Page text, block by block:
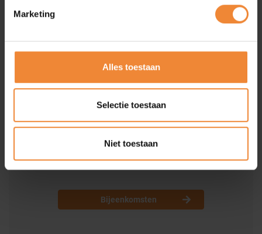
Marketing
Alles toestaan
Selectie toestaan
Niet toestaan
Word lid
Ontmoet collega
ondernemers
Ontmoet collega ondernemers tijdens de goed bezochte BNZ
Bijeenkomsten